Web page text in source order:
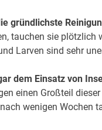
gründlichste
tauchen sie plötzlich
Larven sind sehr
dem Einsatz von
einen Großteil
wenigen Wochen